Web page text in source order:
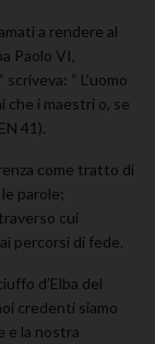
a rendere al
Paolo VI,
“ L’uomo
i maestri o, se
41).
come tratto di
parole;
cui
percorsi di fede.
d’Elba del
credenti siamo
e la nostra